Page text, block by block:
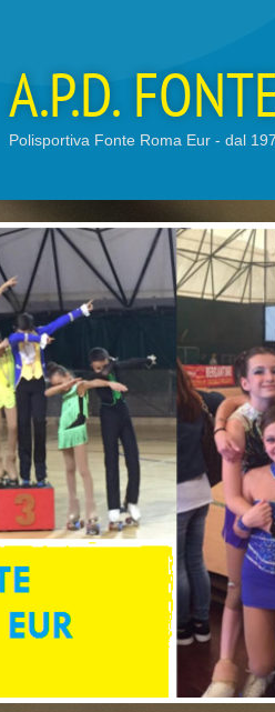
A.P.D.
Polisportiva Fonte Roma Eur - dal